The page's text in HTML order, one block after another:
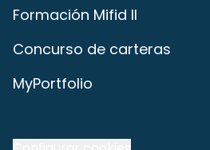
Formación Mifid II
Concurso de carteras
MyPortfolio